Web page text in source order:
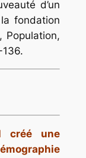
d’un
fondation
Population,
créé une